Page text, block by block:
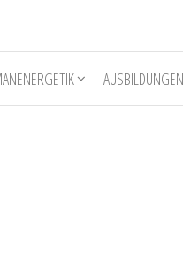
AUSBILDUNGEN